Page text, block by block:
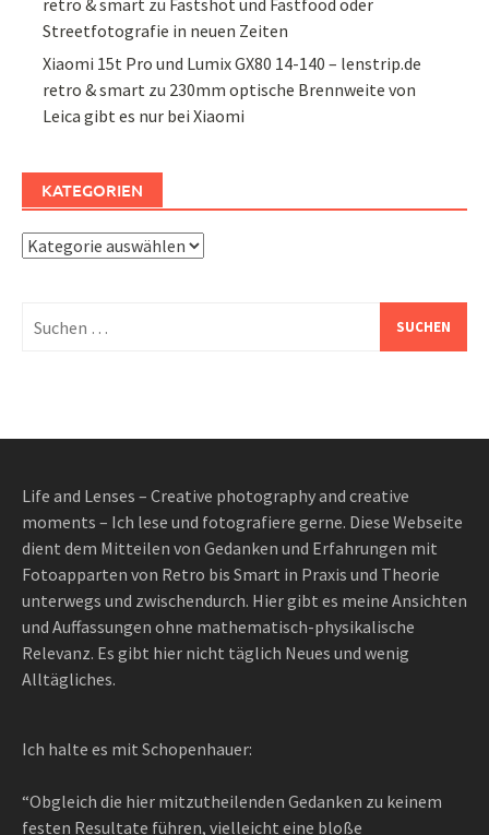
Streetfotografie in neuen Zeiten
Xiaomi 15t Pro und Lumix GX80 14-140 – lenstrip.de
retro & smart zu 230mm optische Brennweite von
Leica gibt es nur bei Xiaomi
KATEGORIEN
Kategorien
nach:
Life and Lenses – Creative photography and creative
moments – Ich lese und fotografiere gerne. Diese Webseite
dient dem Mitteilen von Gedanken und Erfahrungen mit
Fotoapparten von Retro bis Smart in Praxis und Theorie
unterwegs und zwischendurch. Hier gibt es meine Ansichten
und Auffassungen ohne mathematisch-physikalische
Relevanz. Es gibt hier nicht täglich Neues und wenig
Alltägliches.
Ich halte es mit Schopenhauer:
“Obgleich die hier mitzutheilenden Gedanken zu keinem
festen Resultate führen, vielleicht eine bloße